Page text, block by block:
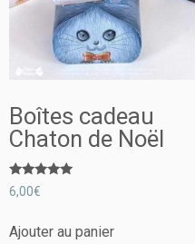
Boîtes cadeau
Chaton de Noël
Note
5.00
6,00€
Ajouter au panier